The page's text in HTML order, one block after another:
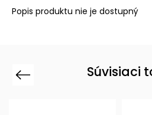
Popis produktu nie je dostupný
Súvisiaci
Previous